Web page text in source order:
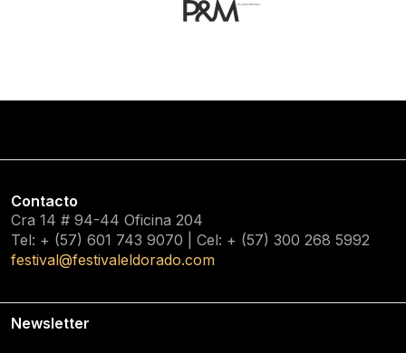
Contacto
Cra 14 # 94-44 Oficina 204
Tel: + (57) 601 743 9070 | Cel: + (57) 300 268 5992
festival@festivaleldorado.com
Newsletter